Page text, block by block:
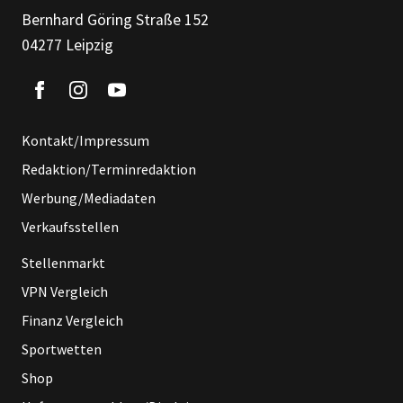
Bernhard Göring Straße 152
04277 Leipzig
Kontakt/Impressum
Redaktion/Terminredaktion
Werbung/Mediadaten
Verkaufsstellen
Stellenmarkt
VPN Vergleich
Finanz Vergleich
Sportwetten
Shop